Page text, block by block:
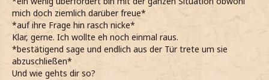
mich doch ziemlich darüber freue*
*auf ihre Frage hin rasch nicke*
Klar, gerne. Ich wollte eh noch einmal raus.
*bestätigend sage und endlich aus der Tür trete um sie
abzuschließen*
Und wie gehts dir so?